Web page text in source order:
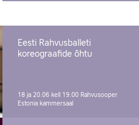
Eesti Rahvusballeti
koreograafide õhtu
18 ja 20.06 kell 19.00 Rahvusooper
Estonia kammersaal